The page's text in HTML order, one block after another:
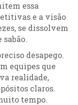
essa
e a visão
se dissolvem
desapego.
equipes que
realidade,
claros.
tempo.